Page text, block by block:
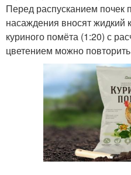
Перед распусканием почек
насаждения вносят жидкий
куриного помёта (1:20) с
цветением можно